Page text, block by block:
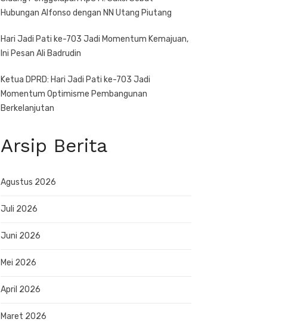
Hubungan Alfonso dengan NN Utang Piutang
Hari Jadi Pati ke-703 Jadi Momentum Kemajuan,
Ini Pesan Ali Badrudin
Ketua DPRD: Hari Jadi Pati ke-703 Jadi
Momentum Optimisme Pembangunan
Berkelanjutan
Arsip Berita
Agustus 2026
Juli 2026
Juni 2026
Mei 2026
April 2026
Maret 2026